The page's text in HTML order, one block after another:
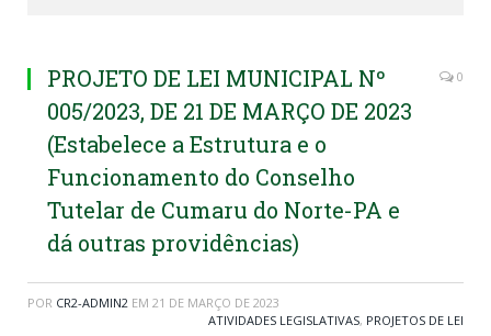
PROJETO DE LEI MUNICIPAL Nº
005/2023, DE 21 DE MARÇO DE 2023
(Estabelece a Estrutura e o
Funcionamento do Conselho
Tutelar de Cumaru do Norte-PA e
dá outras providências)
0
POR CR2-ADMIN2 EM 21 DE MARÇO DE 2023
ATIVIDADES LEGISLATIVAS, PROJETOS DE LEI